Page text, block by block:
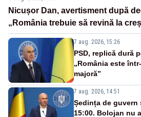
Nicușor Dan, avertisment după
„România trebuie să revină la
7 aug. 2026, 15:26
PSD, replică dură
„România este
majoră”
7 aug. 2026, 14:51
Ședința de guvern
15:00. Bolojan nu